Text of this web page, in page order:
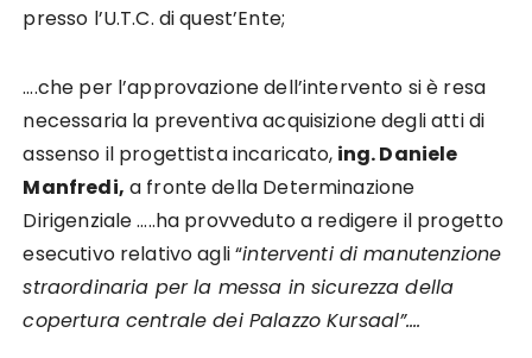
presso l’U.T.C. di quest’Ente;
….che per l’approvazione dell’intervento si è resa
necessaria la preventiva acquisizione degli atti di
assenso il progettista incaricato, ing. Daniele
Manfredi, a fronte della Determinazione
Dirigenziale …..ha provveduto a redigere il progetto
esecutivo relativo agli “interventi di manutenzione
straordinaria per la messa in sicurezza della
copertura centrale dei Palazzo Kursaal”….